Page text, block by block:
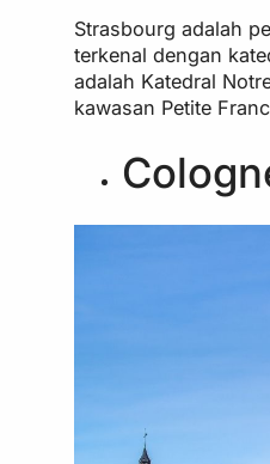
Strasbourg adalah
terkenal dengan
adalah Katedral
kawasan Petite